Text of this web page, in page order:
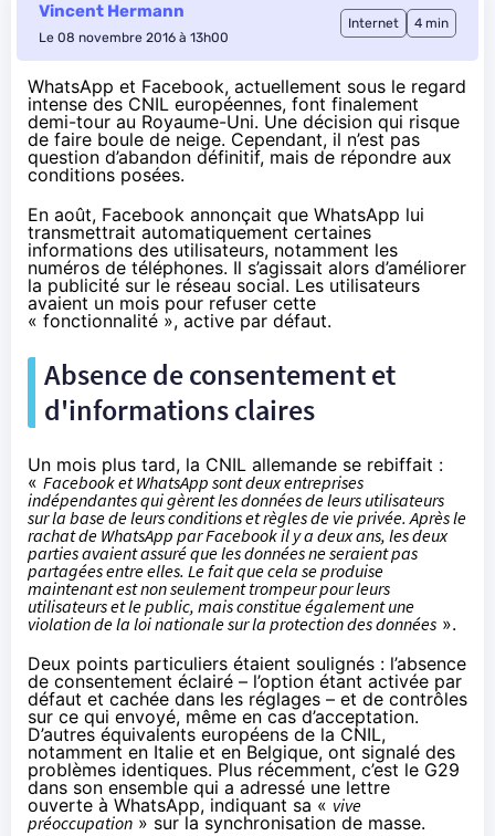
Vincent Hermann
Le 08 novembre 2016 à 13h00
Internet 4 min
WhatsApp et Facebook, actuellement sous le regard
intense des CNIL européennes, font finalement
demi-tour au Royaume-Uni. Une décision qui risque
de faire boule de neige. Cependant, il n’est pas
question d’abandon définitif, mais de répondre aux
conditions posées.
En août, Facebook annonçait que WhatsApp lui
transmettrait automatiquement certaines
informations des utilisateurs, notamment les
numéros de téléphones. Il s’agissait alors d’améliorer
la publicité sur le réseau social. Les utilisateurs
avaient un mois pour refuser cette
« fonctionnalité », active par défaut.
Absence de consentement et
d'informations claires
Un mois plus tard, la CNIL allemande se rebiffait :
« Facebook et WhatsApp sont deux entreprises
indépendantes qui gèrent les données de leurs utilisateurs
sur la base de leurs conditions et règles de vie privée. Après le
rachat de WhatsApp par Facebook il y a deux ans, les deux
parties avaient assuré que les données ne seraient pas
partagées entre elles. Le fait que cela se produise
maintenant est non seulement trompeur pour leurs
utilisateurs et le public, mais constitue également une
violation de la loi nationale sur la protection des données ».
Deux points particuliers étaient soulignés : l’absence
de consentement éclairé – l’option étant activée par
défaut et cachée dans les réglages – et de contrôles
sur ce qui envoyé, même en cas d’acceptation.
D’autres équivalents européens de la CNIL,
notamment en Italie et en Belgique, ont signalé des
problèmes identiques. Plus récemment, c’est le G29
dans son ensemble qui a adressé une lettre
ouverte à WhatsApp, indiquant sa « vive
préoccupation » sur la synchronisation de masse.